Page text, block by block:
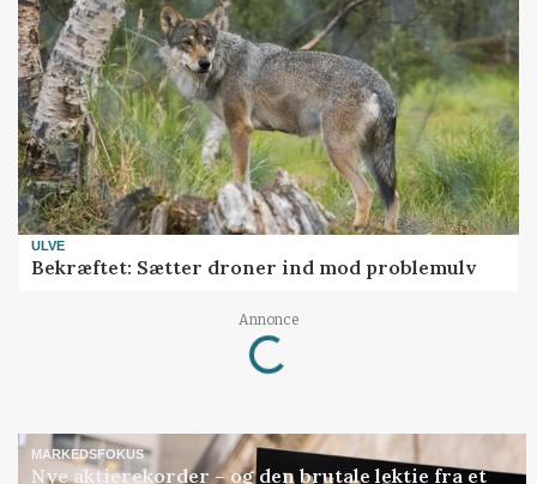
ULVE
Bekræftet: Sætter droner ind mod problemulv
Annonce
Loading...
MARKEDSFOKUS
Nye aktierekorder – og den brutale lektie fra et